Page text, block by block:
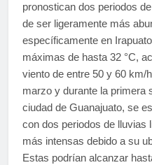
pronostican dos periodos
de ser ligeramente más
específicamente en
máximas de hasta 32 °C,
viento de entre 50 y 60 km/
marzo y durante la primera
ciudad de Guanajuato, se
con dos periodos de lluvias
más intensas debido a su
Estas podrían alcanzar